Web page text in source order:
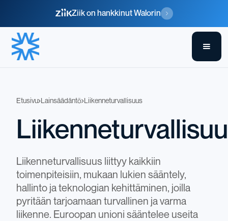
Ziik on hankkinut Walorin
Etusivu Lainsäädäntö Liikenneturvallisuus
Liikenneturvallisuus liittyy kaikkiin
toimenpiteisiin, mukaan lukien sääntely,
hallinto ja teknologian kehittäminen, joilla
pyritään tarjoamaan turvallinen ja varma
liikenne. Euroopan unioni sääntelee useita